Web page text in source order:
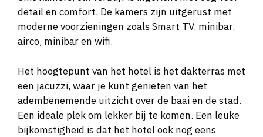
detail en comfort. De kamers zijn uitgerust met
moderne voorzieningen zoals Smart TV, minibar,
airco, minibar en wifi.
Het hoogtepunt van het hotel is het dakterras met
een jacuzzi, waar je kunt genieten van het
adembenemende uitzicht over de baai en de stad.
Een ideale plek om lekker bij te komen. Een leuke
bijkomstigheid is dat het hotel ook nog eens